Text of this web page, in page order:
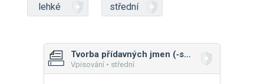
lehké
střední
Tvorba přídavných jmen (‑ský/‑ští, ‑cký/‑čtí)
Vpisování • střední